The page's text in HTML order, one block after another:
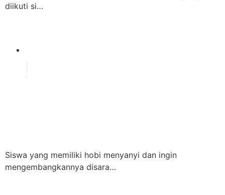
diikuti si…
Siswa yang memiliki hobi menyanyi dan ingin
mengembangkannya disara…